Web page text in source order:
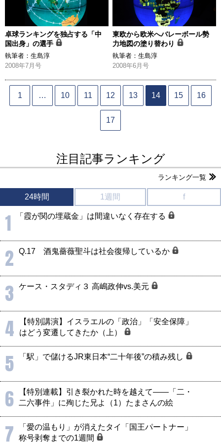
卓球ランキングを独占する「中
国出身」の選手
執筆者： 生島淳
2008年7月号
東欧から欧米へバレーボール勢
力地図の塗り替わり
執筆者：生島淳
2008年6月号
1 … 10 11 12 13 14 15 16
17
注目記事ランキング
ランキング一覧
24時間 1週間 f
1 「霞が関の埋蔵金」は間違いなく存在する
2 Q.17 酒鬼薔薇聖斗は社会復帰しているか
3 ケース・スタディ３ 高嶋政伸vs.美元
4
【特別講演】イスラエルの「政治」「安全保障」
はどう変遷してきたか（上）
5 「駅」で儲けるJR東日本“二十年後”の積み残し
6
【特別連載】引き裂かれた時を越えて――「二・
二六事件」に殉じた兄よ（1）たまさんの絵
7
「愛の温もり」が消えたタイ「国王パートナー」
称号剥奪までの1週間